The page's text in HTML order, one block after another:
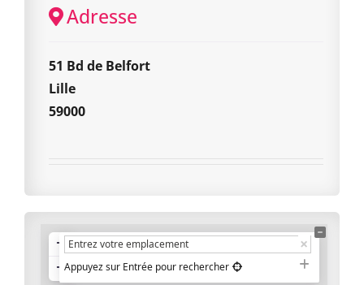
Adresse
51 Bd de Belfort
Lille
59000
+
−Appuyez sur Entrée pour rechercher